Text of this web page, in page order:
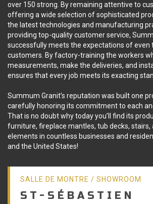
over 150 strong. By remaining attentive to
offering a wide selection of sophisticated
the latest technologies and manufacturing
providing top-quality customer service,
successfully meets the expectations of even
customers. By factory-training the workers
measurements, make the deliveries, and
ensures that every job meets its exacting
Summum Granit’s reputation was built one
carefully honoring its commitment to each
That is no doubt why today you’ll find its
furniture, fireplace mantles, tub decks, stairs,
elements in countless businesses and
and the United States!
SALLE DE MONTRE / SHOWROOM
ST-SÉBASTIEN